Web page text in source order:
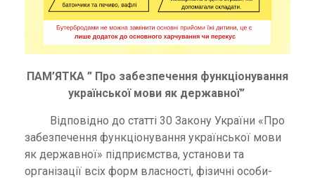
ПАМ’ЯТКА ” Про забезпечення функціонування
української мови як державної”
Відповідно до статті 30 Закону України «Про
забезпечення функціонування української мови
як державної» підприємства, установи та
організації всіх форм власності, фізичні особи-